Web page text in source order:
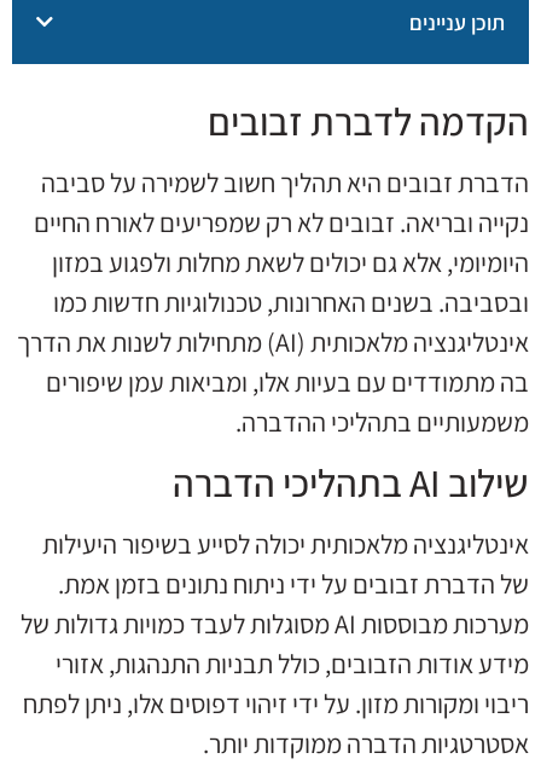
תוכן עניינים
הקדמה לדברת זבובים
הדברת זבובים היא תהליך חשוב לשמירה על סביבה
נקייה ובריאה. זבובים לא רק שמפריעים לאורח החיים
היומיומי, אלא גם יכולים לשאת מחלות ולפגוע במזון
ובסביבה. בשנים האחרונות, טכנולוגיות חדשות כמו
אינטליגנציה מלאכותית (AI) מתחילות לשנות את הדרך
בה מתמודדים עם בעיות אלו, ומביאות עמן שיפורים
משמעותיים בתהליכי ההדברה.
שילוב AI בתהליכי הדברה
אינטליגנציה מלאכותית יכולה לסייע בשיפור היעילות
של הדברת זבובים על ידי ניתוח נתונים בזמן אמת.
מערכות מבוססות AI מסוגלות לעבד כמויות גדולות של
מידע אודות הזבובים, כולל תבניות התנהגות, אזורי
ריבוי ומקורות מזון. על ידי זיהוי דפוסים אלו, ניתן לפתח
אסטרטגיות הדברה ממוקדות יותר.